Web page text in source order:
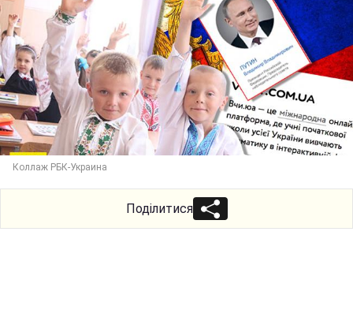
Коллаж РБК-Украина
Поділитися